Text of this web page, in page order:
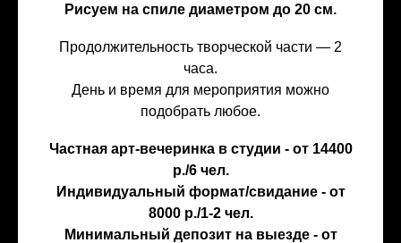
Рисуем на спиле диаметром до 20 см.
Продолжительность творческой части — 2
часа.
День и время для мероприятия можно
подобрать любое.
Частная арт-вечеринка в студии - от 14400
р./6 чел.
Индивидуальный формат/свидание - от
8000 р./1-2 чел.
Минимальный депозит на выезде - от